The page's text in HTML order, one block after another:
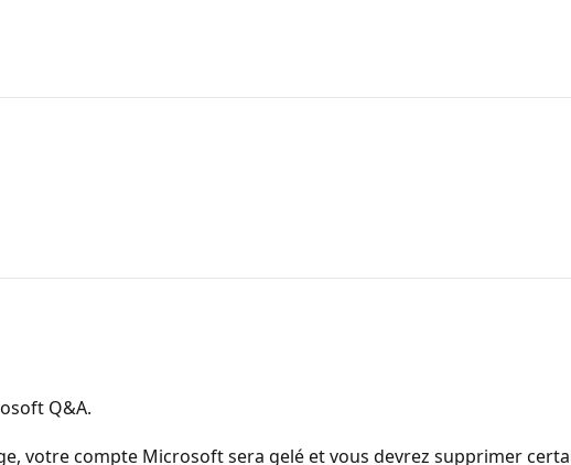
Q&A.
votre compte Microsoft sera gelé et vous devrez supprimer